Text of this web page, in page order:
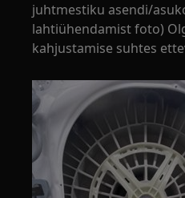
juhtmestiku asendi/
lahtiühendamist foto)
kahjustamise suhtes